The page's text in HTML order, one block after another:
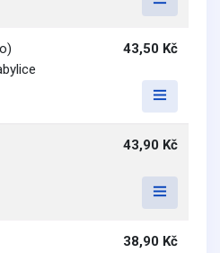
43,50 Kč
43,90 Kč
38,90 Kč